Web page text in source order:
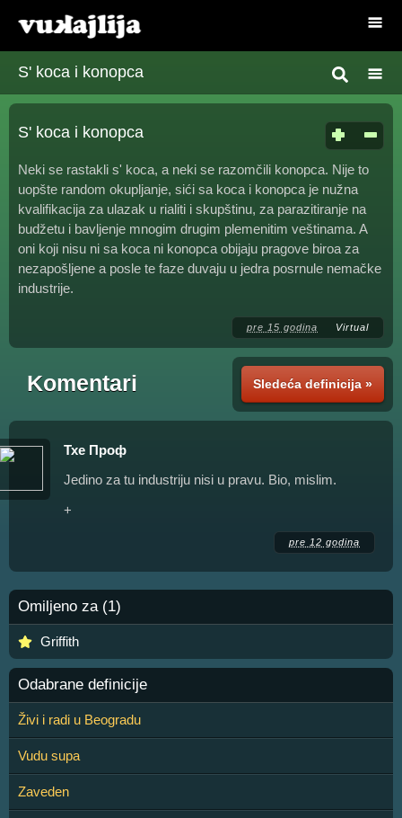
S' koca i konopca
S' koca i konopca
Neki se rastakli s' koca, a neki se razomčili konopca. Nije to
uopšte random okupljanje, sići sa koca i konopca je nužna
kvalifikacija za ulazak u rialiti i skupštinu, za parazitiranje na
budžetu i bavljenje mnogim drugim plemenitim veštinama. A
oni koji nisu ni sa koca ni konopca obijaju pragove biroa za
nezapošljene a posle te faze duvaju u jedra posrnule nemačke
industrije.
pre 15 godina Virtual
Sledeća definicija »
Komentari
Тхе Проф
Jedino za tu industriju nisi u pravu. Bio, mislim.
+
pre 12 godina
Omiljeno za (1)
Griffith
Odabrane definicije
Živi i radi u Beogradu
Vudu supa
Zaveden